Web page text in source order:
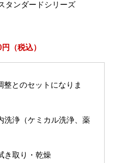
タンダードシリーズ
（税込）
整とのセットになりま
洗浄（ケミカル洗浄、薬
き取り・乾燥